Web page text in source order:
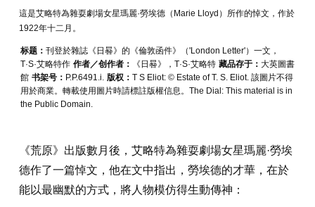
這是艾略特為雜耍劇場女星瑪麗·勞埃德（Marie Lloyd）所作的悼文，作於
1922年十二月。
标题： 刊登於雜誌《日晷》的《倫敦函件》（'London Letter'）一文，
T·S·艾略特作 作者／创作者： 《日晷》，T·S·艾略特 藏品存于： 大英圖書
館 书架号： P.P.6491.i. 版权： T S Eliot: © Estate of T. S. Eliot. 該圖片不得
用於商業。轉載使用圖片時請標註版權信息。The Dial: This material is in
the Public Domain.
《荒原》出版數月後，艾略特為雜耍劇場女星瑪麗·勞埃
德作了一篇悼文，他在文中指出，勞埃德的才華，在於
能以最幽默的方式，將人物模仿得生動傳神：